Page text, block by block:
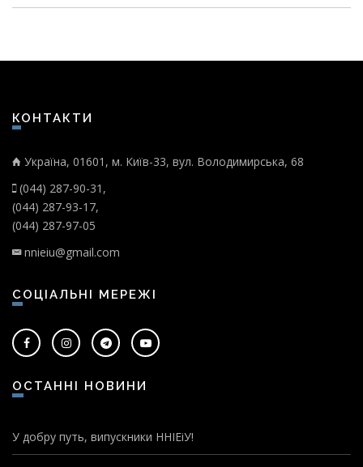
КОНТАКТИ
Україна, 01601, м. Київ-33, вул. Володимирська, 68
(044) 287-90-31,
(044) 287-93-17,
(044) 287-97-05
nnieiu@gmail.com
СОЦІАЛЬНІ МЕРЕЖІ
ОСТАННІ НОВИНИ
У добру путь, випускники ННІЕіУ!